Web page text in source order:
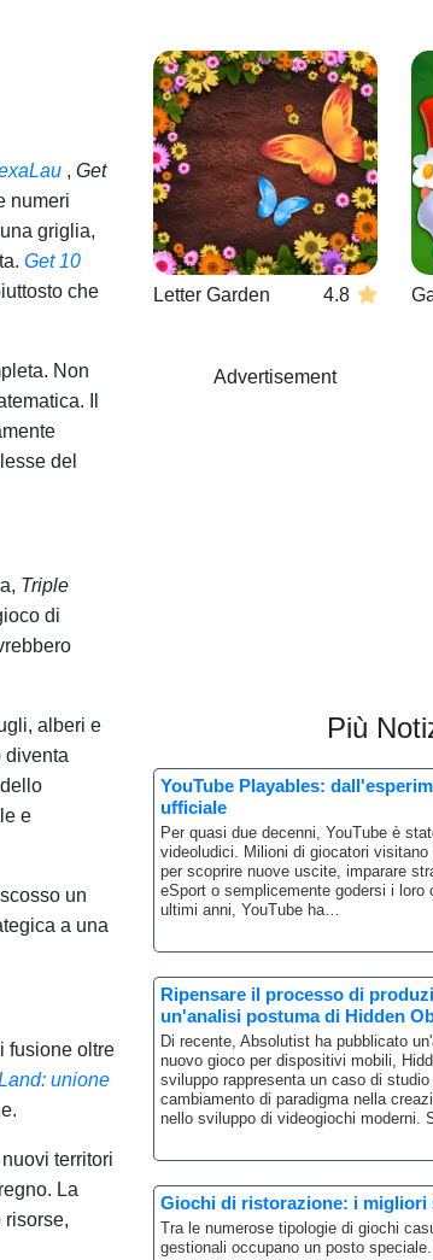
, Get
numeri
griglia,
Get 10
che
Non
Il
del
Triple
di
alberi e
diventa
e
un
a una
fusione oltre
unione
territori
La
risorse,
Letter Garden 4.8
Advertisement
Più
YouTube Playables:
ufficiale
Per quasi due decenni, YouTube è
videoludici. Milioni di giocatori
per scoprire nuove uscite, imparare
eSport o semplicemente godersi i loro
ultimi anni, YouTube ha…
Ripensare il processo di
un'analisi postuma di Hidden
Di recente, Absolutist ha pubblicato
nuovo gioco per dispositivi mobili,
sviluppo rappresenta un caso di
cambiamento di paradigma nella
nello sviluppo di videogiochi moderni.
Giochi di ristorazione: i
Tra le numerose tipologie di giochi
gestionali occupano un posto speciale.